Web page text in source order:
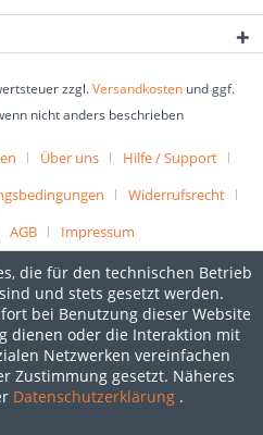
zzgl.Versandkosten und ggf.
nicht anders beschrieben
Über uns
Hilfe / Support
Widerrufsrecht
AGB Impressum
die für den technischen Betrieb
und stets gesetzt werden.
bei Benutzung dieser Website
dienen oder die Interaktion mit
Netzwerken vereinfachen
Zustimmung gesetzt. Näheres
Datenschutzerklärung .